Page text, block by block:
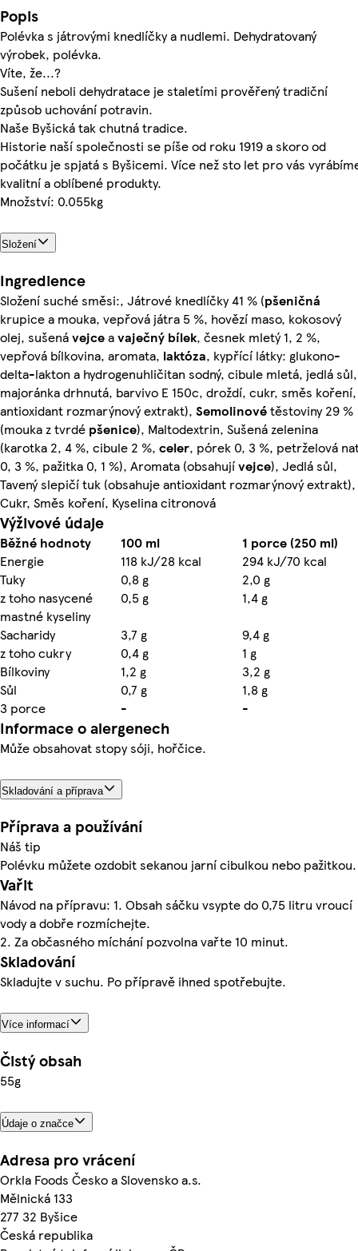
Popis
Polévka s játrovými knedlíčky a nudlemi. Dehydratovaný
výrobek, polévka.
Víte, že...?
Sušení neboli dehydratace je staletími prověřený tradiční
způsob uchování potravin.
Naše Byšická tak chutná tradice.
Historie naší společnosti se píše od roku 1919 a skoro od
počátku je spjatá s Byšicemi. Více než sto let pro vás
kvalitní a oblíbené produkty.
Množství: 0.055kg
Složení
Ingredience
Složení suché směsi:, Játrové knedlíčky 41 % (pšeničná
krupice a mouka, vepřová játra 5 %, hovězí maso, kokosový
olej, sušenávejceavaječný bílek, česnek mletý 1, 2 %,
vepřová bílkovina, aromata, laktóza, kypřící látky: glukono-
delta-lakton a hydrogenuhličitan sodný, cibule mletá, jedlá sůl,
majoránka drhnutá, barvivo E 150c, droždí, cukr, směs koření,
antioxidant rozmarýnový extrakt), Semolinovétěstoviny 29 %
(mouka z tvrdé pšenice), Maltodextrin, Sušená zelenina
(karotka 2, 4 %, cibule 2 %, celer, pórek 0, 3 %, petrželová
0, 3 %, pažitka 0, 1 %), Aromata (obsahujívejce), Jedlá sůl,
Tavený slepičí tuk (obsahuje antioxidant rozmarýnový extrakt),
Cukr, Směs koření, Kyselina citronová
Výživové údaje
Běžné hodnoty 100 ml
1 porce (250 ml)
Energie
118 kJ/28 kcal
294 kJ/70 kcal
Tuky
0,8 g
2,0 g
z toho nasycené
mastné kyseliny
0,5 g
1,4 g
Sacharidy
3,7 g
9,4 g
z toho cukry
0,4 g
1 g
Bílkoviny
1,2 g
3,2 g
Sůl
0,7 g
1,8 g
3 porce
- -
Informace o alergenech
Může obsahovat stopy sóji, hořčice.
Skladování a příprava
Příprava a používání
Náš tip
Polévku můžete ozdobit sekanou jarní cibulkou nebo pažitkou.
Vařit
Návod na přípravu: 1. Obsah sáčku vsypte do 0,75 litru vroucí
vody a dobře rozmíchejte.
2. Za občasného míchání pozvolna vařte 10 minut.
Skladování
Skladujte v suchu. Po přípravě ihned spotřebujte.
Více informací
Čistý obsah
55g
Údaje o značce
Adresa pro vrácení
Orkla Foods Česko a Slovensko a.s.
Mělnická 133
277 32 Byšice
Česká republika